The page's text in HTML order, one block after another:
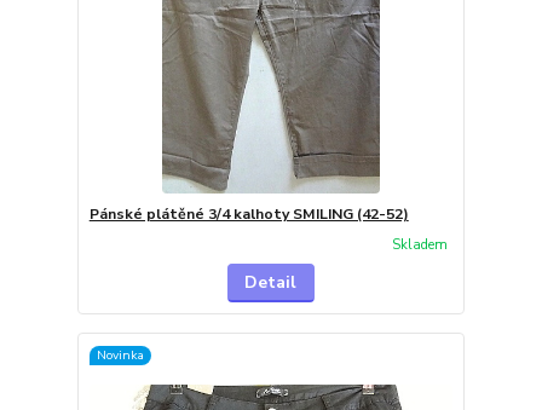
Pánské plátěné 3/4 kalhoty SMILING (42-52)
Skladem
Detail
Novinka